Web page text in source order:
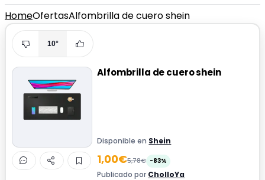
HomeOfertasAlfombrilla de cuero shein
10°
Alfombrilla de cuero shein
Disponible en Shein
1,00€5,78€ -83%
Publicado por CholloYa